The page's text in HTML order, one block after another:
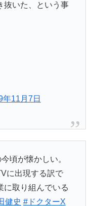
抜いた、という事
年11月7日
頃が懐かしい。
に出現する訳で
に取り組んでいる
健史 #ドクターX